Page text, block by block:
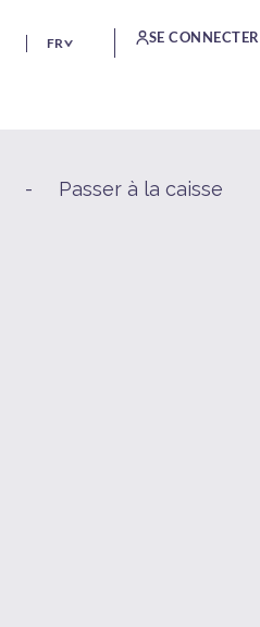
FR SE CONNECTER
- Passer à la caisse